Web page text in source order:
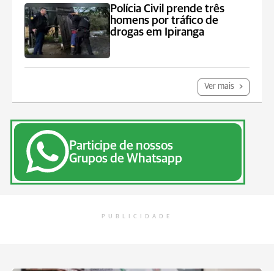
Polícia Civil prende três
homens por tráfico de
drogas em Ipiranga
Ver mais
Participe de nossos
Grupos de Whatsapp
PUBLICIDADE